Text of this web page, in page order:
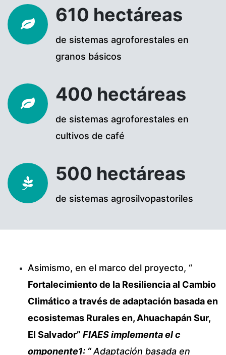
610 hectáreas
de sistemas agroforestales en
granos básicos
400 hectáreas
de sistemas agroforestales en
cultivos de café
500 hectáreas
de sistemas agrosilvopastoriles
Asimismo, en el marco del proyecto, “
Fortalecimiento de la Resiliencia al Cambio
Climático a través de adaptación basada en
ecosistemas Rurales en, Ahuachapán Sur,
El Salvador” FIAES implementa el c
omponente1: “Adaptación basada en